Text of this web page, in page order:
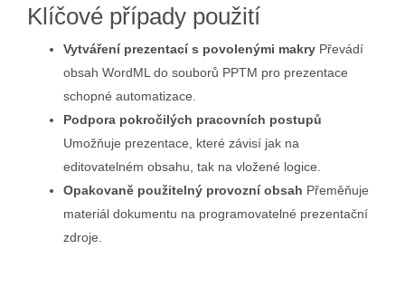
Klíčové případy použití
Vytváření prezentací s povolenými makry Převádí
obsah WordML do souborů PPTM pro prezentace
schopné automatizace.
Podpora pokročilých pracovních postupů
Umožňuje prezentace, které závisí jak na
editovatelném obsahu, tak na vložené logice.
Opakovaně použitelný provozní obsah Přeměňuje
materiál dokumentu na programovatelné prezentační
zdroje.